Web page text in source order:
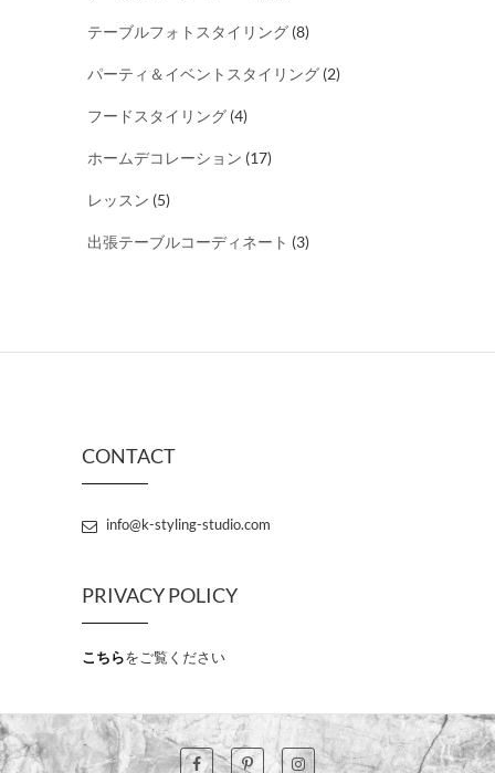
テーブルフォトスタイリング (8)
パーティ＆イベントスタイリング (2)
フードスタイリング (4)
ホームデコレーション (17)
レッスン (5)
出張テーブルコーディネート (3)
CONTACT
info@k-styling-studio.com
PRIVACY POLICY
こちらをご覧ください